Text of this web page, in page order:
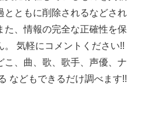
とともに削除されるなどされ
た、情報の完全な正確性を保
気軽にコメントください!!
こ、曲、歌、歌手、声優、ナ
などもできるだけ調べます!!